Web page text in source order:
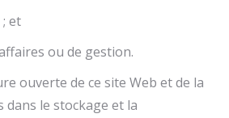
et
ou de gestion.
ouverte de ce site Web et de la
dans le stockage et la